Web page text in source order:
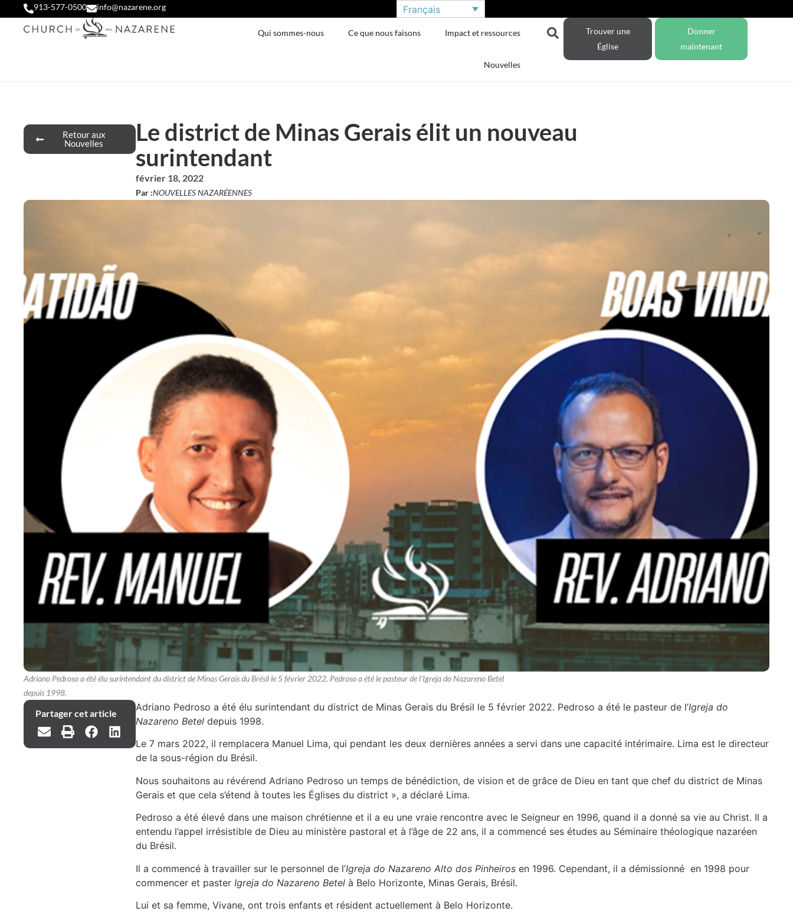
913-577-0500 info@nazarene.org Français
Qui sommes-nous Ce que nous faisons Impact et ressources
Nouvelles
Trouver une
Église
Donner
maintenant
Retour aux
Nouvelles
Le district de Minas Gerais élit un nouveau
surintendant
février 18, 2022
Par :NOUVELLES NAZARÉENNES
Adriano Pedroso a été élu surintendant du district de Minas Gerais du Brésil le 5 février 2022. Pedroso a été le pasteur de l'Igreja do Nazareno Betel
depuis 1998.
Partager cet article
Adriano Pedroso a été élu surintendant du district de Minas Gerais du Brésil le 5 février 2022. Pedroso a été le pasteur de l’Igreja do
Nazareno Betel depuis 1998.
Le 7 mars 2022, il remplacera Manuel Lima, qui pendant les deux dernières années a servi dans une capacité intérimaire. Lima est le directeur
de la sous-région du Brésil.
Nous souhaitons au révérend Adriano Pedroso un temps de bénédiction, de vision et de grâce de Dieu en tant que chef du district de Minas
Gerais et que cela s’étend à toutes les Églises du district », a déclaré Lima.
Pedroso a été élevé dans une maison chrétienne et il a eu une vraie rencontre avec le Seigneur en 1996, quand il a donné sa vie au Christ. Il a
entendu l’appel irrésistible de Dieu au ministère pastoral et à l’âge de 22 ans, il a commencé ses études au Séminaire théologique nazaréen
du Brésil.
Il a commencé à travailler sur le personnel de l’Igreja do Nazareno Alto dos Pinheirosen 1996. Cependant, il a démissionné en 1998 pour
commencer et paster Igreja do Nazareno Betelà Belo Horizonte, Minas Gerais, Brésil.
Lui et sa femme, Vivane, ont trois enfants et résident actuellement à Belo Horizonte.